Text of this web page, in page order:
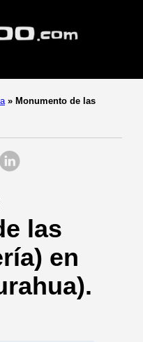
» Monumento de las
las
en